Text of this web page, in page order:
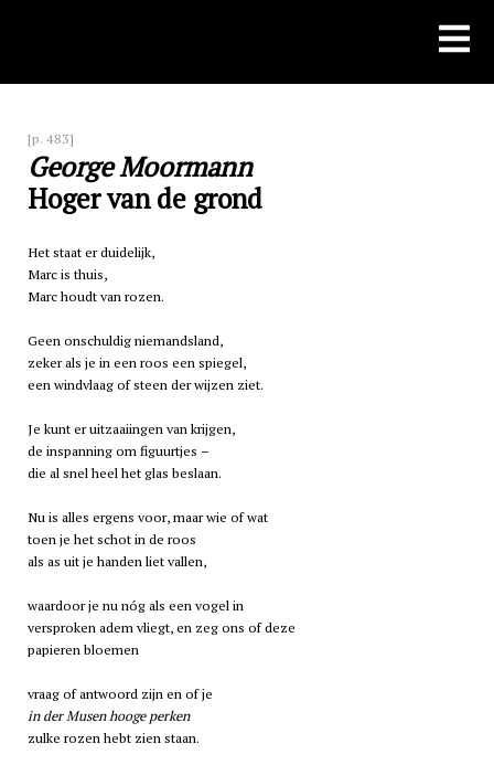
[p. 483]
George Moormann
Hoger van de grond
Het staat er duidelijk,
Marc is thuis,
Marc houdt van rozen.
Geen onschuldig niemandsland,
zeker als je in een roos een spiegel,
een windvlaag of steen der wijzen ziet.
Je kunt er uitzaaiingen van krijgen,
de inspanning om figuurtjes –
die al snel heel het glas beslaan.
Nu is alles ergens voor, maar wie of wat
toen je het schot in de roos
als as uit je handen liet vallen,
waardoor je nu nóg als een vogel in
versproken adem vliegt, en zeg ons of deze
papieren bloemen
vraag of antwoord zijn en of je
in der Musen hooge perken
zulke rozen hebt zien staan.